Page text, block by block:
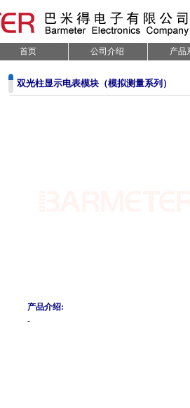
首页 公司介绍 产品
双光柱显示电表模块（模拟测量系列）
产品介绍:
-